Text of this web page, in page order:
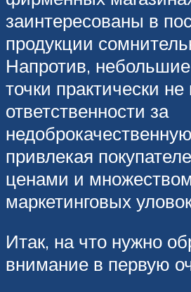
заинтересованы в
продукции
Напротив,
точки практически не
ответственности за
привлекая
ценами и
маркетинговых
Итак, на что нужно
внимание в первую